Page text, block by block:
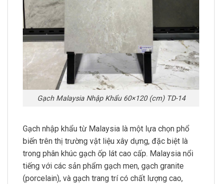
Gạch Malaysia Nhập Khẩu 60×120 (cm) TD-14
Gạch nhập khẩu từ Malaysia là một lựa chọn phổ
biến trên thị trường vật liệu xây dựng, đặc biệt là
trong phân khúc gạch ốp lát cao cấp. Malaysia nổi
tiếng với các sản phẩm gạch men, gạch granite
(porcelain), và gạch trang trí có chất lượng cao,